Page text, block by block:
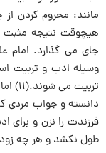
مانند: محروم کردن
هیچوقت نتیجه مثبت
جای می گذارد. امام
وسیله ادب و تربیت
دانسته و جواب مردی
فرزندت را نزن و
طول نکشد و هر چه